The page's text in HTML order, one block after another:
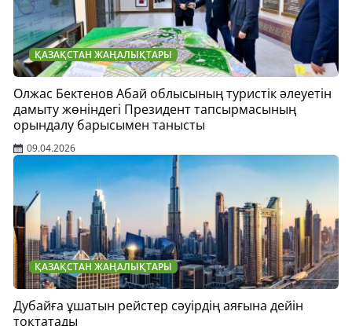
ҚАЗАҚСТАН ЖАҢАЛЫҚТАРЫ
Олжас Бектенов Абай облысының туристік әлеуетін
дамыту жөніндегі Президент тапсырмасының
орындалу барысымен танысты
09.04.2026
ҚАЗАҚСТАН ЖАҢАЛЫҚТАРЫ
Дубайға ұшатын рейстер сәуірдің аяғына дейін
тоқтатады